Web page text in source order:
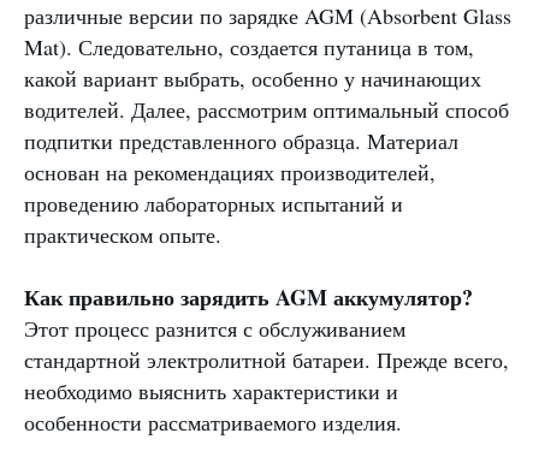
различные версии по зарядке AGM (Absorbent Glass
Mat). Следовательно, создается путаница в том,
какой вариант выбрать, особенно у начинающих
водителей. Далее, рассмотрим оптимальный способ
подпитки представленного образца. Материал
основан на рекомендациях производителей,
проведению лабораторных испытаний и
практическом опыте.
Как правильно зарядить AGM аккумулятор?
Этот процесс разнится с обслуживанием
стандартной электролитной батареи. Прежде всего,
необходимо выяснить характеристики и
особенности рассматриваемого изделия.